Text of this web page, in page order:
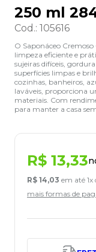
250 ml
Cod.: 105616
O Saponáceo
limpeza eficiente e
sujeiras difíceis,
superfícies limpas e
cozinhas, banheiros,
laváveis, proporciona
materiais. Com
para manter a casa
R$ 13,33
R$ 14,03 em até 1x
mais formas de